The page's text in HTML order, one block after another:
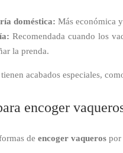
doméstica: Más económica
Recomendada cuando los
la prenda.
acabados especiales,
encoger
de encoger vaqueros por